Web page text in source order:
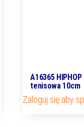
A16365 HIPHOP
tenisowa 10cm
Zaloguj się aby